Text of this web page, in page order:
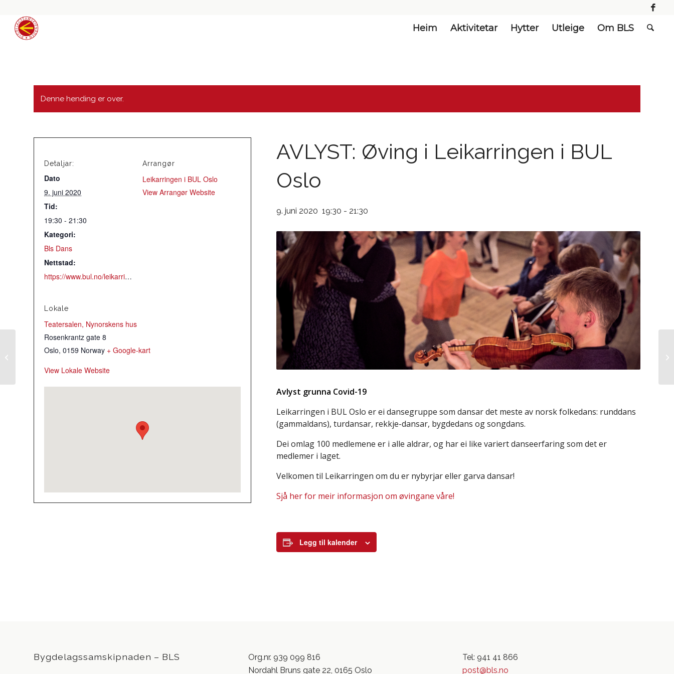
Heim Aktivitetar Hytter Utleige Om BLS
Denne hending er over.
AVLYST: Øving i Leikarringen i BUL
Oslo
9. juni 2020 19:30 - 21:30
Avlyst grunna Covid-19
Leikarringen i BUL Oslo er ei dansegruppe som dansar det meste av norsk folkedans: runddans
(gammaldans), turdansar, rekkje-dansar, bygdedans og songdans.
Dei omlag 100 medlemene er i alle aldrar, og har ei like variert danseerfaring som det er
medlemer i laget.
Velkomen til Leikarringen om du er nybyrjar eller garva dansar!
Sjå her for meir informasjon om øvingane våre!
Legg til kalender
Detaljar:
Dato
9. juni 2020
Tid:
19:30 - 21:30
Kategori:
Bls Dans
Nettstad:
https://www.bul.no/leikarringen/kalender-leikarringen/
Arrangør
Leikarringen i BUL Oslo
View Arrangør Website
Lokale
Teatersalen, Nynorskens hus
Rosenkrantz gate 8
Oslo, 0159 Norway + Google-kart
View Lokale Website
Bygdelagssamskipnaden – BLS
Org.nr. 939 099 816
Nordahl Bruns gate 22, 0165 Oslo
Tel: 941 41 866
post@bls.no